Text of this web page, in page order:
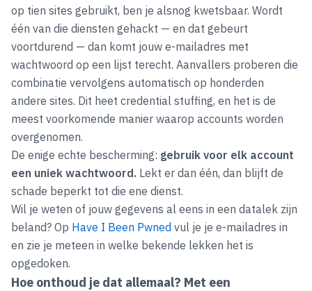
op tien sites gebruikt, ben je alsnog kwetsbaar. Wordt
één van die diensten gehackt — en dat gebeurt
voortdurend — dan komt jouw e-mailadres met
wachtwoord op een lijst terecht. Aanvallers proberen die
combinatie vervolgens automatisch op honderden
andere sites. Dit heet credential stuffing, en het is de
meest voorkomende manier waarop accounts worden
overgenomen.
De enige echte bescherming: gebruik voor elk account
een uniek wachtwoord. Lekt er dan één, dan blijft de
schade beperkt tot die ene dienst.
Wil je weten of jouw gegevens al eens in een datalek zijn
beland? Op Have I Been Pwned vul je je e-mailadres in
en zie je meteen in welke bekende lekken het is
opgedoken.
Hoe onthoud je dat allemaal? Met een